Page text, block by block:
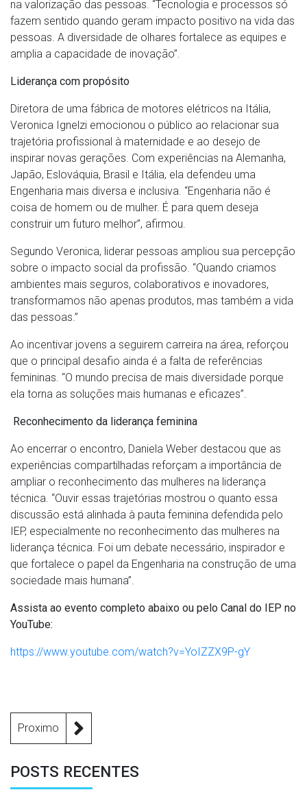
na valorização das pessoas. “Tecnologia e processos só
fazem sentido quando geram impacto positivo na vida das
pessoas. A diversidade de olhares fortalece as equipes e
amplia a capacidade de inovação”.
Liderança com propósito
Diretora de uma fábrica de motores elétricos na Itália,
Veronica Ignelzi emocionou o público ao relacionar sua
trajetória profissional à maternidade e ao desejo de
inspirar novas gerações. Com experiências na Alemanha,
Japão, Eslováquia, Brasil e Itália, ela defendeu uma
Engenharia mais diversa e inclusiva. “Engenharia não é
coisa de homem ou de mulher. É para quem deseja
construir um futuro melhor”, afirmou.
Segundo Veronica, liderar pessoas ampliou sua percepção
sobre o impacto social da profissão. “Quando criamos
ambientes mais seguros, colaborativos e inovadores,
transformamos não apenas produtos, mas também a vida
das pessoas.”
Ao incentivar jovens a seguirem carreira na área, reforçou
que o principal desafio ainda é a falta de referências
femininas. “O mundo precisa de mais diversidade porque
ela torna as soluções mais humanas e eficazes”.
Reconhecimento da liderança feminina
Ao encerrar o encontro, Daniela Weber destacou que as
experiências compartilhadas reforçam a importância de
ampliar o reconhecimento das mulheres na liderança
técnica. “Ouvir essas trajetórias mostrou o quanto essa
discussão está alinhada à pauta feminina defendida pelo
IEP, especialmente no reconhecimento das mulheres na
liderança técnica. Foi um debate necessário, inspirador e
que fortalece o papel da Engenharia na construção de uma
sociedade mais humana”.
Assista ao evento completo abaixo ou pelo Canal do IEP no
YouTube:
https://www.youtube.com/watch?v=YoIZZX9P-gY
Proximo
POSTS RECENTES